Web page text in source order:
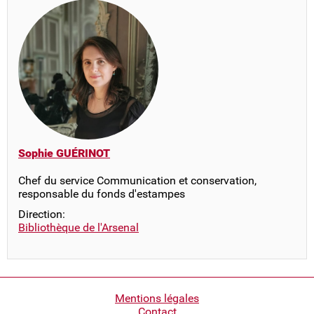
Sophie GUÉRINOT
Chef du service Communication et conservation,
responsable du fonds d'estampes
Direction:
Bibliothèque de l'Arsenal
Mentions légales